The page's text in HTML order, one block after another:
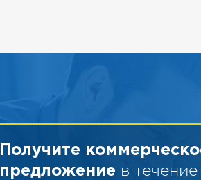
Получите
предложение в течение